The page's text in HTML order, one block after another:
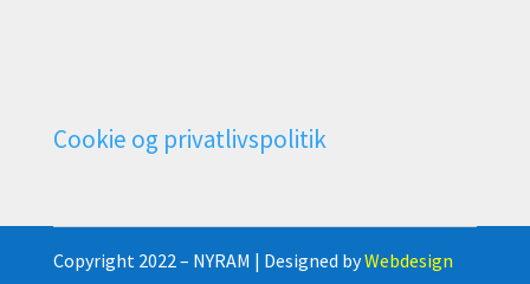
Cookie og privatlivspolitik
Copyright 2022 – NYRAM | Designed byWebdesign